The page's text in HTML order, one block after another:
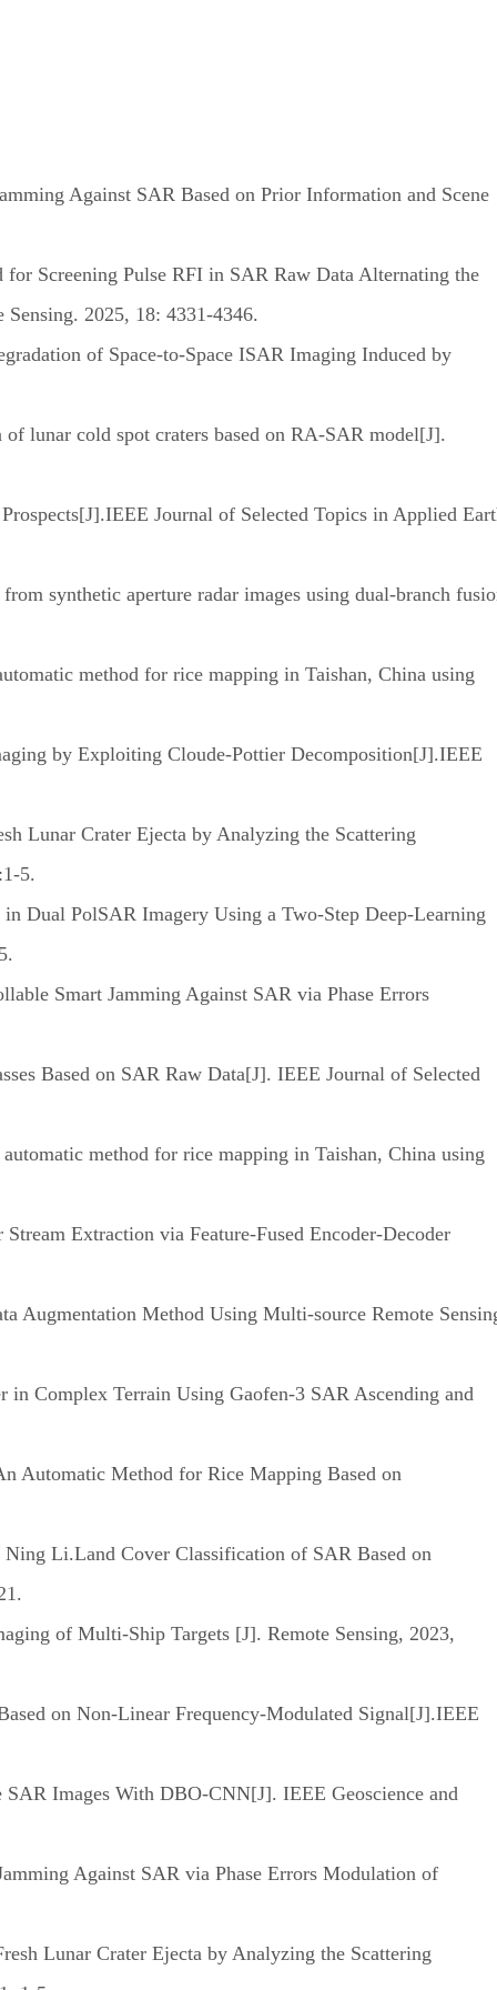
Against SAR Based on Prior Information and Scene
Screening Pulse RFI in SAR Raw Data Alternating the
2025, 18: 4331-4346.
of Space-to-Space ISAR Imaging Induced by
lunar cold spot craters based on RA-SAR model[J].
Journal of Selected Topics in Applied
synthetic aperture radar images using dual-branch
method for rice mapping in Taishan, China using
by Exploiting Cloude-Pottier Decomposition[J].IEEE
Lunar Crater Ejecta by Analyzing the Scattering
5.
Dual PolSAR Imagery Using a Two-Step Deep-Learning
Smart Jamming Against SAR via Phase Errors
Based on SAR Raw Data[J]. IEEE Journal of Selected
method for rice mapping in Taishan, China using
Extraction via Feature-Fused Encoder-Decoder
Augmentation Method Using Multi-source Remote
Complex Terrain Using Gaofen-3 SAR Ascending and
Automatic Method for Rice Mapping Based on
Li.Land Cover Classification of SAR Based on
of Multi-Ship Targets [J]. Remote Sensing, 2023,
on Non-Linear Frequency-Modulated Signal[J].IEEE
Images With DBO-CNN[J]. IEEE Geoscience and
Against SAR via Phase Errors Modulation of
Lunar Crater Ejecta by Analyzing the Scattering